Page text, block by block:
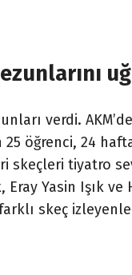
verdi.
25 öğrenci, 24
skeçleri tiyatro
Yasin Işık ve
skeç